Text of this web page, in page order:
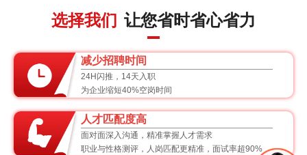
选择我们 让您省时省心省力
减少招聘时间
24H闪推，14天入职
为企业缩短40%空岗时间
人才匹配度高
面对面深入沟通，精准掌握人才需求
职业与性格测评，人岗匹配更精准，面试率超90%